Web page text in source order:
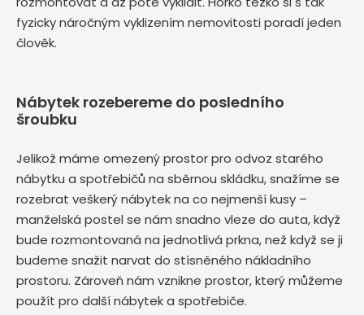
fyzicky náročným vyklizením nemovitosti poradí jeden
člověk.
Nábytek rozebereme do posledního
šroubku
Jelikož máme omezený prostor pro odvoz starého
nábytku a spotřebičů na sběrnou skládku, snažíme se
rozebrat veškerý nábytek na co nejmenší kusy –
manželská postel se nám snadno vleze do auta, když
bude rozmontovaná na jednotlivá prkna, než když se ji
budeme snažit narvat do stísněného nákladního
prostoru. Zároveň nám vznikne prostor, který můžeme
použít pro další nábytek a spotřebiče.